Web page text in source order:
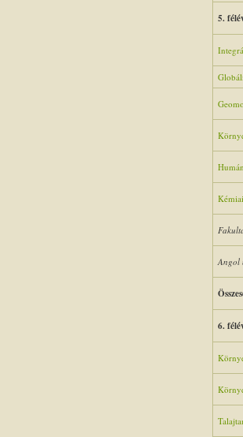
5.
Angol
6.